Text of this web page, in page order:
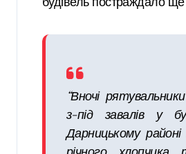
будівель постраждало
“Вночі
з-під завалів у
Дарницькому